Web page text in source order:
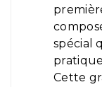
spécial
Cette